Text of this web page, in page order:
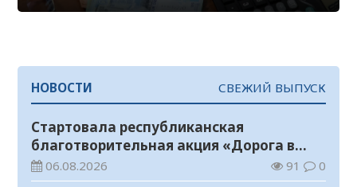
НОВОСТИ СВЕЖИЙ ВЫПУСК
Стартовала республиканская
благотворительная акция «Дорога в
школу»
06.08.2026 91 0